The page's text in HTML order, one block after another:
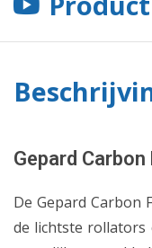
Gepard
De Gepard Carbon
de lichtste rollators